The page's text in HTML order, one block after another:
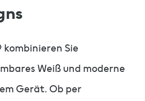
Sie
Weiß und moderne
Gerät. Ob per